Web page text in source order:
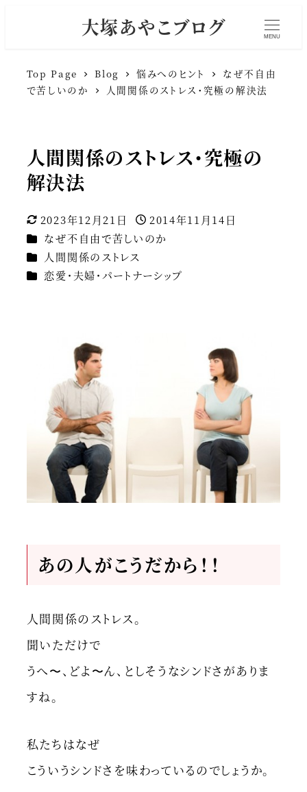
大塚あやこブログ MENU
Top Page Blog 悩みへのヒント
なぜ不自由
で苦しいのか
人間関係のストレス・究極の解決法
人間関係のストレス・究極の
解決法
更新日
2023年12月21日
投稿日
2014年11月14日
カテゴリー
なぜ不自由で苦しいのか
カテゴリー
人間関係のストレス
カテゴリー
恋愛・夫婦・パートナーシップ
あの人がこうだから！！
人間関係のストレス。
聞いただけで
うへ〜、どよ〜ん、としそうなシンドさがありま
すね。
私たちはなぜ
こういうシンドさを味わっているのでしょうか。